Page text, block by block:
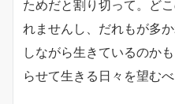
ためだと割り切って。ど
れませんし、だれもが多
しながら生きているのか
らせて生きる日々を望む